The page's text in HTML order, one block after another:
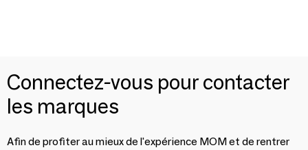
Connectez-vous pour contacter
les marques
Afin de profiter au mieux de l'expérience MOM et de rentrer